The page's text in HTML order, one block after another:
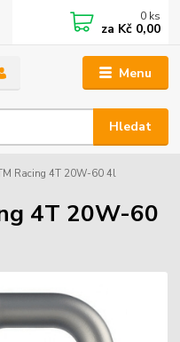
Menu
Hledat
0 ks
za Kč 0,00
Racing 4T 20W-60 4l
4T 20W-60